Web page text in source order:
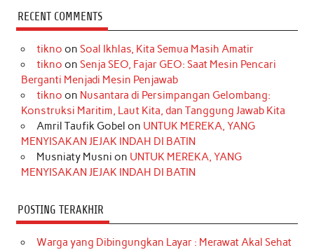
c
e
b
o
k
s
t
a
r
a
m
k
T
o
k
t
e
e
s
t
k
e
d
I
n
t
t
r
T
u
e
RECENT COMMENTS
tikno on Soal Ikhlas, Kita Semua Masih Amatir
tikno on Senja SEO, Fajar GEO: Saat Mesin Pencari
Berganti Menjadi Mesin Penjawab
tikno on Nusantara di Persimpangan Gelombang:
Konstruksi Maritim, Laut Kita, dan Tanggung Jawab Kita
Amril Taufik Gobel on UNTUK MEREKA, YANG
MENYISAKAN JEJAK INDAH DI BATIN
Musniaty Musni on UNTUK MEREKA, YANG
MENYISAKAN JEJAK INDAH DI BATIN
POSTING TERAKHIR
Warga yang Dibingungkan Layar : Merawat Akal Sehat